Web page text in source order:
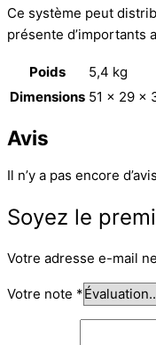
Ce système peut
présente d’importants
Poids
5,4 kg
Dimensions 51 × 29 ×
Avis
Il n’y a pas encore
Soyez le
Votre adresse e-mail
Votre note *